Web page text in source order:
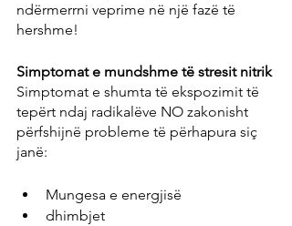
ndërmerrni veprime në një fazë të
hershme!
Simptomat e mundshme të stresit nitrik
Simptomat e shumta të ekspozimit të
tepërt ndaj radikalëve NO zakonisht
përfshijnë probleme të përhapura siç
janë:
Mungesa e energjisë
dhimbjet